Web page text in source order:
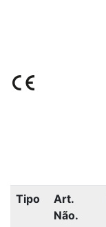
Tipo
Art.
Não.